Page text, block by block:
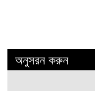
অনুসরন করুন